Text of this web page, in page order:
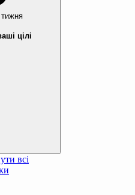
тижня
цілі
всі